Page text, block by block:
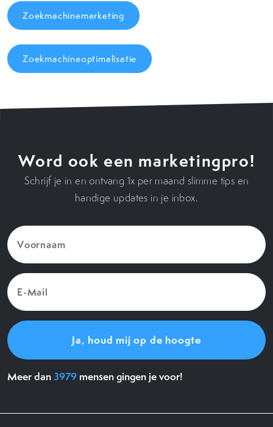
Zoekmachinemarketing
Zoekmachineoptimalisatie
Word ook een marketingpro!
Schrijf je in en ontvang 1x per maand slimme tips en
handige updates in je inbox.
Voornaam
(Vereist)
E-
Mail
(Vereist)
Meer dan3979 mensen gingen je voor!